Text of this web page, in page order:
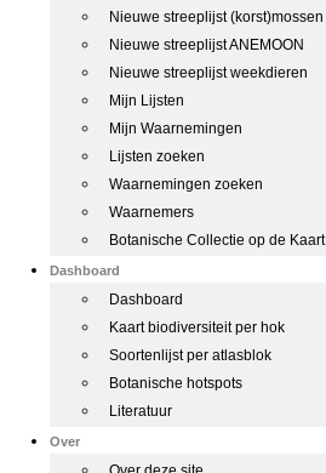
Nieuwe streeplijst (korst)mossen
Nieuwe streeplijst ANEMOON
Nieuwe streeplijst weekdieren
Mijn Lijsten
Mijn Waarnemingen
Lijsten zoeken
Waarnemingen zoeken
Waarnemers
Botanische Collectie op de Kaart
Dashboard
Dashboard
Kaart biodiversiteit per hok
Soortenlijst per atlasblok
Botanische hotspots
Literatuur
Over